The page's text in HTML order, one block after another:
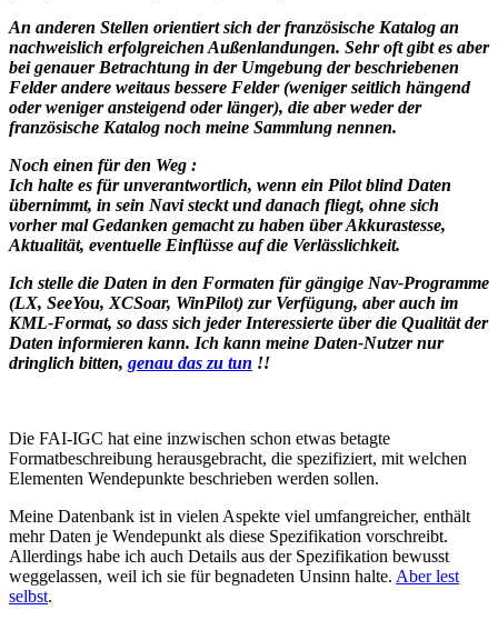
An anderen Stellen orientiert sich der französische Katalog an
nachweislich erfolgreichen Außenlandungen. Sehr oft gibt es aber
bei genauer Betrachtung in der Umgebung der beschriebenen
Felder andere weitaus bessere Felder (weniger seitlich hängend
oder weniger ansteigend oder länger), die aber weder der
französische Katalog noch meine Sammlung nennen.
Noch einen für den Weg :
Ich halte es für unverantwortlich, wenn ein Pilot blind Daten
übernimmt, in sein Navi steckt und danach fliegt, ohne sich
vorher mal Gedanken gemacht zu haben über Akkurastesse,
Aktualität, eventuelle Einflüsse auf die Verlässlichkeit.
Ich stelle die Daten in den Formaten fürgängige Nav-Programme
(LX, SeeYou, XCSoar, WinPilot) zur Verfügung, aber auch im
KML-Format, so dass sich jeder Interessierte über die Qualität der
Daten informieren kann. Ich kann meine Daten-Nutzer nur
dringlich bitten, genau das zu tun !!
Die FAI-IGC hat eine inzwischen schon etwas betagte
Formatbeschreibung herausgebracht, die spezifiziert, mit welchen
Elementen Wendepunkte beschrieben werden sollen.
Meine Datenbank ist in vielen Aspekte viel umfangreicher, enthält
mehr Daten je Wendepunkt als diese Spezifikation vorschreibt.
Allerdings habe ich auch Details aus der Spezifikation bewusst
weggelassen, weil ich sie für begnadeten Unsinn halte. Aber lest
selbst.